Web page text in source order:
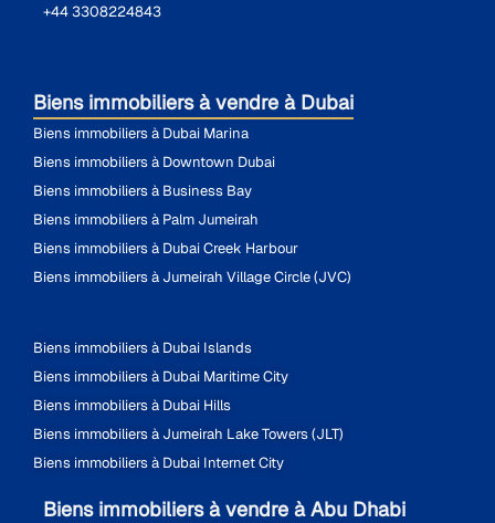
+44 3308224843
Biens immobiliers à vendre à Dubai
Biens immobiliers à Dubai Marina
Biens immobiliers à Downtown Dubai
Biens immobiliers à Business Bay
Biens immobiliers à Palm Jumeirah
Biens immobiliers à Dubai Creek Harbour
Biens immobiliers à Jumeirah Village Circle (JVC)
Biens immobiliers à Dubai Islands
Biens immobiliers à Dubai Maritime City
Biens immobiliers à Dubai Hills
Biens immobiliers à Jumeirah Lake Towers (JLT)
Biens immobiliers à Dubai Internet City
Biens immobiliers à vendre à Abu Dhabi